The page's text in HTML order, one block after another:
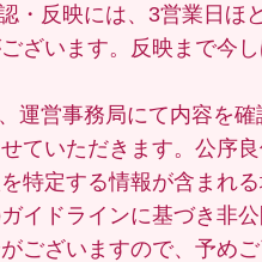
・反映には、3営業日ほ
ざいます。反映まで今
運営事務局にて内容を確
ていただきます。公序
特定する情報が含まれ
イドラインに基づき非
ございますので、予め